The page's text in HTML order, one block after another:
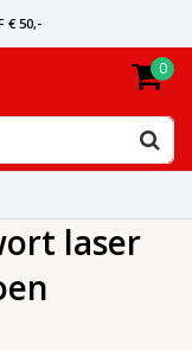
€ 50,-
0
laser